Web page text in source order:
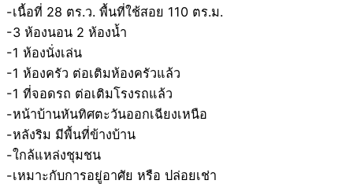
-เนื้อที่ 28 ตร.ว. พื้นที่ใช้สอย 110 ตร.ม.
-3 ห้องนอน 2 ห้องน้ำ
-1 ห้องนั่งเล่น
-1 ห้องครัว ต่อเติมห้องครัวแล้ว
-1 ที่จอดรถ ต่อเติมโรงรถแล้ว
-หน้าบ้านหันทิศตะวันออกเฉียงเหนือ
-หลังริม มีพื้นที่ข้างบ้าน
-ใกล้แหล่งชุมชน
-เหมาะกับการอยู่อาศัย หรือ ปล่อยเช่า